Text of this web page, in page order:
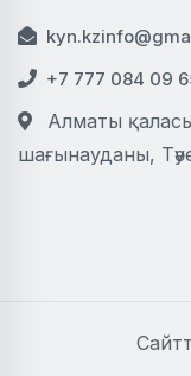
+7 777 084 09
Алматы
шағынауданы,